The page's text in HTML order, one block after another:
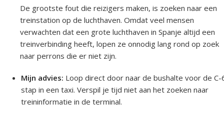
De grootste fout die reizigers maken, is zoeken naar een
treinstation op de luchthaven. Omdat veel mensen
verwachten dat een grote luchthaven in Spanje altijd een
treinverbinding heeft, lopen ze onnodig lang rond op zoek
naar perrons die er niet zijn.
Mijn advies: Loop direct door naar de bushalte voor de C-
stap in een taxi. Verspil je tijd niet aan het zoeken naar
treininformatie in de terminal.